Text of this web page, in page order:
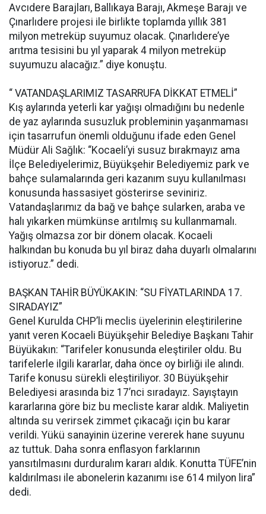
Avcıdere Barajları, Ballıkaya Barajı, Akmeşe Barajı ve
Çınarlıdere projesi ile birlikte toplamda yıllık 381
milyon metreküp suyumuz olacak. Çınarlıdere’ye
arıtma tesisini bu yıl yaparak 4 milyon metreküp
suyumuzu alacağız.” diye konuştu.
“ VATANDAŞLARIMIZ TASARRUFA DİKKAT ETMELİ”
Kış aylarında yeterli kar yağışı olmadığını bu nedenle
de yaz aylarında susuzluk probleminin yaşanmaması
için tasarrufun önemli olduğunu ifade eden Genel
Müdür Ali Sağlık: “Kocaeli’yi susuz bırakmayız ama
İlçe Belediyelerimiz, Büyükşehir Belediyemiz park ve
bahçe sulamalarında geri kazanım suyu kullanılması
konusunda hassasiyet gösterirse seviniriz.
Vatandaşlarımız da bağ ve bahçe sularken, araba ve
halı yıkarken mümkünse arıtılmış su kullanmamalı.
Yağış olmazsa zor bir dönem olacak. Kocaeli
halkından bu konuda bu yıl biraz daha duyarlı olmalarını
istiyoruz.” dedi.
BAŞKAN TAHİR BÜYÜKAKIN: “SU FİYATLARINDA 17.
SIRADAYIZ”
Genel Kurulda CHP’li meclis üyelerinin eleştirilerine
yanıt veren Kocaeli Büyükşehir Belediye Başkanı Tahir
Büyükakın: “Tarifeler konusunda eleştiriler oldu. Bu
tarifelerle ilgili kararlar, daha önce oy birliği ile alındı.
Tarife konusu sürekli eleştiriliyor. 30 Büyükşehir
Belediyesi arasında biz 17’nci sıradayız. Sayıştayın
kararlarına göre biz bu mecliste karar aldık. Maliyetin
altında su verirsek zimmet çıkacağı için bu karar
verildi. Yükü sanayinin üzerine vererek hane suyunu
az tuttuk. Daha sonra enflasyon farklarının
yansıtılmasını durduralım kararı aldık. Konutta TÜFE’nin
kaldırılması ile abonelerin kazanımı ise 614 milyon lira”
dedi.